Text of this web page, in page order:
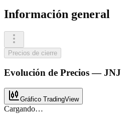
Información general
Precios de cierre
Evolución de Precios—JNJ
Gráfico TradingView
Cargando…